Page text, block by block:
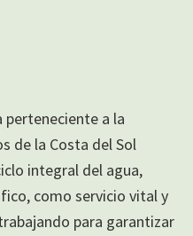
perteneciente a la
de la Costa del Sol
integral del agua,
como servicio vital y
para garantizar